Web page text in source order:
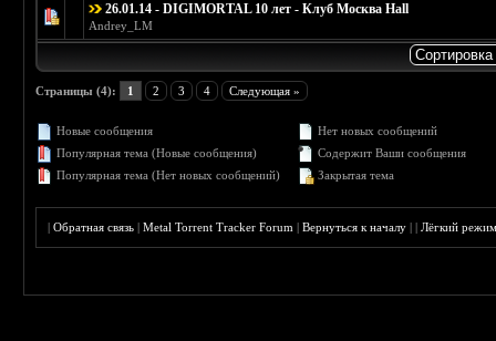
26.01.14 - DIGIMORTAL 10 лет - Клуб Москва Hall
Andrey_LM
Голосов: 0 - Средняя оценка: 0 из 5
12345
Страницы (4): 1 2 3 4 Следующая »
Новые сообщения
Популярная тема (Новые сообщения)
Популярная тема (Нет новых сообщений)
Нет новых сообщений
Содержит Ваши сообщения
Закрытая тема
|Обратная связь |Metal Torrent Tracker Forum |Вернуться к началу ||Лёгкий